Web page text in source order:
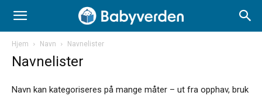
Hjem Navn Navnelister
Navnelister
Navn kan kategoriseres på mange måter – ut fra opphav, bruk